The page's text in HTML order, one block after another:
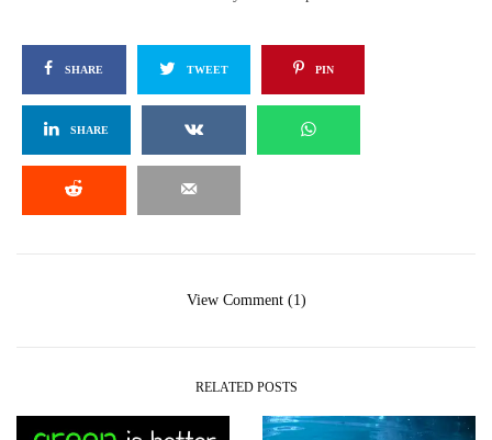
SHARE TWEET PIN
SHARE
View Comment (1)
RELATED POSTS